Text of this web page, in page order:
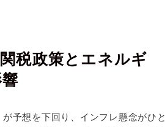
税政策とエネルギ
予想を下回り、インフレ懸念がひと